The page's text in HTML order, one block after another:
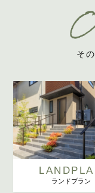
そ
ランドプラン